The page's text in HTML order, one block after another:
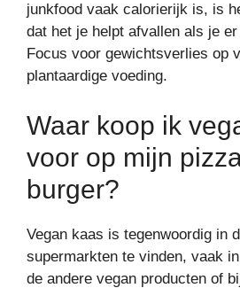
junkfood vaak calorierijk is, is
dat het je helpt afvallen als je
Focus voor gewichtsverlies op
plantaardige voeding.
Waar koop ik
voor op mijn
burger?
Vegan kaas is tegenwoordig in
supermarkten te vinden, vaak
de andere vegan producten of